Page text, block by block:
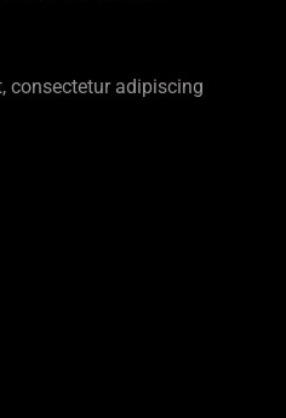
consectetur adipiscing